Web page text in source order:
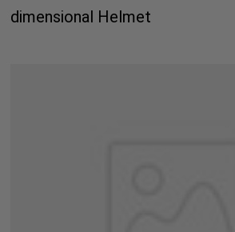
dimensional Helmet